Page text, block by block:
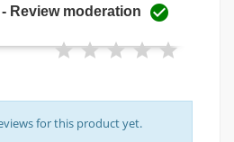
- Review moderation 
for this product yet.